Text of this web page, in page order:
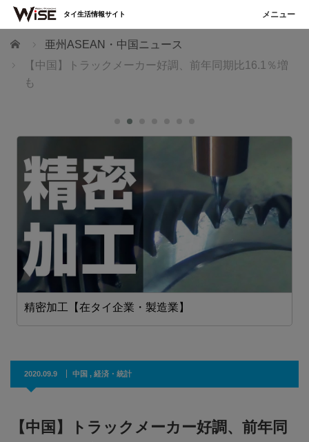
ホーム
亜州ASEAN・中国ニュース
【中国】トラックメーカー好調、前年同期比16.1％増
も
精密加工【在タイ企業・製造業】
2020.09.9 中国 , 経済・統計
【中国】トラックメーカー好調、前年同
タイ生活情報サイト